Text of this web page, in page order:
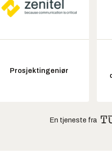
Prosjektingeniør
En tjeneste fra